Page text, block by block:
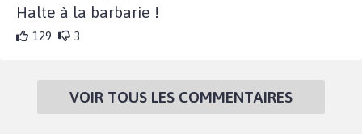
Halte à la barbarie !
129 3
VOIR TOUS LES COMMENTAIRES